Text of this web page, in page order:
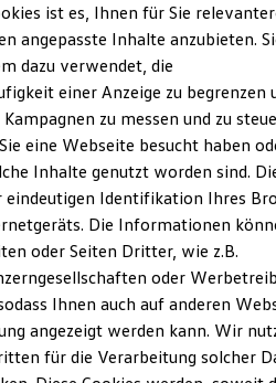
Lebensdauer
6
Versionen und Updates
zu Ihrem ID.
anfordern
ist es, Ihnen für Sie
angepasste Inhalte anzubieten.
dazu verwendet, die
einer Anzeige zu begrenzen
zu messen und zu
eine Webseite besucht haben
Inhalte genutzt worden sind.
eindeutigen Identifikation Ihres
Die Informationen
oder Seiten Dritter, wie z.B.
oder
Ihnen auch auf anderen
angezeigt werden kann. Wir
für die Verarbeitung solcher